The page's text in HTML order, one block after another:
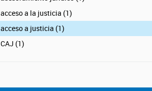
acceso a la justicia (1)
acceso a justicia (1)
CAJ (1)